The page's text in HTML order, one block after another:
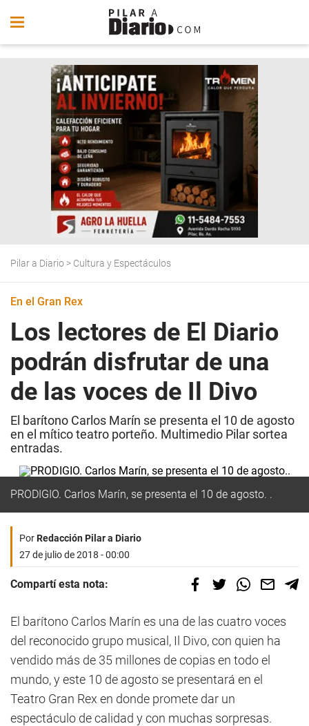
Pilar a Diario > Cultura y Espectáculos
En el Gran Rex
Los lectores de El Diario
podrán disfrutar de una
de las voces de Il Divo
El barítono Carlos Marín se presenta el 10 de agosto
en el mítico teatro porteño. Multimedio Pilar sortea
entradas.
PRODIGIO. Carlos Marín, se presenta el 10 de agosto. .
PorRedacción Pilar a Diario
27 de julio de 2018 - 00:00
Compartí esta nota:
El barítono Carlos Marín es una de las cuatro voces
del reconocido grupo musical, Il Divo, con quien ha
vendido más de 35 millones de copias en todo el
mundo, y este 10 de agosto se presentará en el
Teatro Gran Rex en donde promete dar un
espectáculo de calidad y con muchas sorpresas.